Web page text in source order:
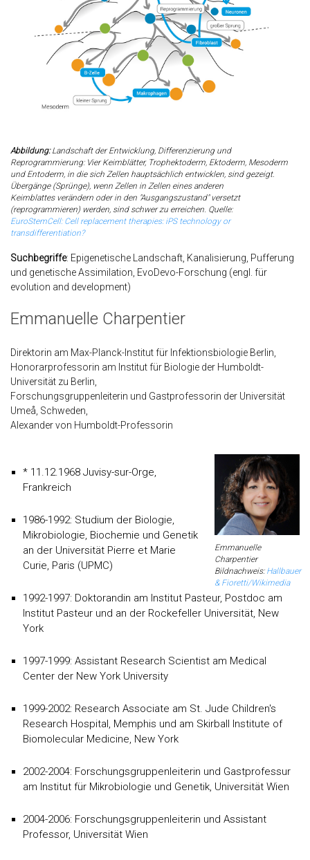
Abbildung:Landschaft der Entwicklung, Differenzierung und
Reprogrammierung: Vier Keimblätter, Trophektoderm, Ektoderm, Mesoderm
und Entoderm, in die sich Zellen hauptsächlich entwicklen, sind gezeigt.
Übergänge (Sprünge), wenn Zellen in Zellen eines anderen
Keimblattes verändern oder in den "Ausgangszustand" versetzt
(reprogrammieren) werden, sind schwer zu erreichen. Quelle:
EuroStemCell: Cell replacement therapies: iPS technology or
transdifferentiation?
Suchbegriffe: Epigenetische Landschaft, Kanalisierung, Pufferung
und genetische Assimilation, EvoDevo-Forschung (engl. für
evolution and development)
Emmanuelle Charpentier
Direktorin am Max-Planck-Institut für Infektionsbiologie Berlin,
Honorarprofessorin am Institut für Biologie der Humboldt-
Universität zu Berlin,
Forschungsgruppenleiterin und Gastprofessorin der Universität
Umeå, Schweden,
Alexander von Humboldt-Professorin
Emmanuelle
Charpentier
Bildnachweis: Hallbauer
& Fioretti/Wikimedia
* 11.12.1968 Juvisy-sur-Orge,
Frankreich
1986-1992: Studium der Biologie,
Mikrobiologie, Biochemie und Genetik
an der Universität Pierre et Marie
Curie, Paris (UPMC)
1992-1997: Doktorandin am Institut Pasteur, Postdoc am
Institut Pasteur und an der Rockefeller Universität, New
York
1997-1999: Assistant Research Scientist am Medical
Center der New York University
1999-2002: Research Associate am St. Jude Children's
Research Hospital, Memphis und am Skirball Institute of
Biomolecular Medicine, New York
2002-2004: Forschungsgruppenleiterin und Gastprofessur
am Institut für Mikrobiologie und Genetik, Universität Wien
2004-2006: Forschungsgruppenleiterin und Assistant
Professor, Universität Wien